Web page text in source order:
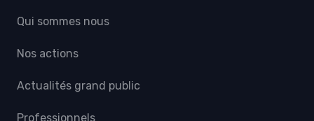
Qui sommes nous
Nos actions
Actualités grand public
Professionnels